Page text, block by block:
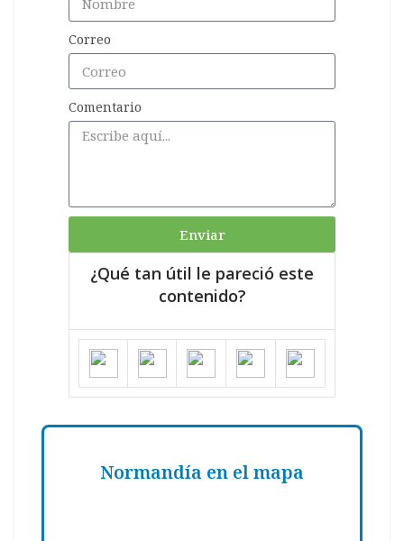
Correo
Comentario
Enviar
¿Qué tan útil le pareció este
contenido?
Normandía en el mapa